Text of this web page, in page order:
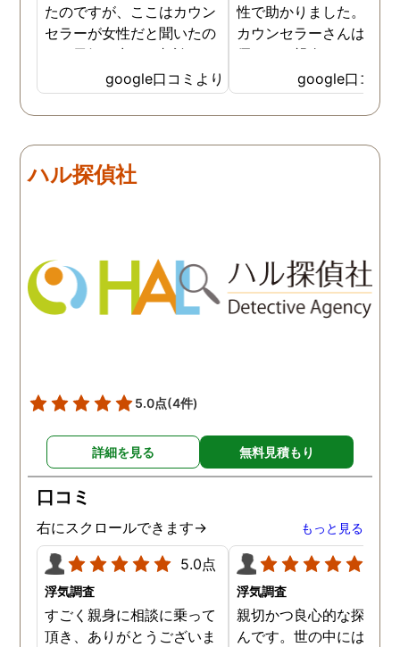
たのですが、ここはカウン
セラーが女性だと聞いたの
で、勇気を出して相談して
みることにしました。感極
まって泣いてしまったり、
感情が表に出すぎてしまう
ださったので安心して悩み
を話せました。他はどうか
た私のケアをしっかりして
くださったおかげで、今は
元気に過ごせています。
google口コミより
性で助かりました。MR
カウンセラーさんはすご
優しくて親身になって話
聞いてくれるので思わず
を流して話してしまいま
た。それほど自分がずっ
した、調査料金は決して
も東京駅前相談室にお願
して良かったと思ってい
す。
google口コミ
ハル探偵社
5.0点(4件)
詳細を見る 無料見積もり
口コミ
右にスクロールできます→ もっと見る
5.0点
浮気調査
すごく親身に相談に乗って
頂き、ありがとうございま
浮気調査
親切かつ良心的な探偵社
んです。世の中には詐欺